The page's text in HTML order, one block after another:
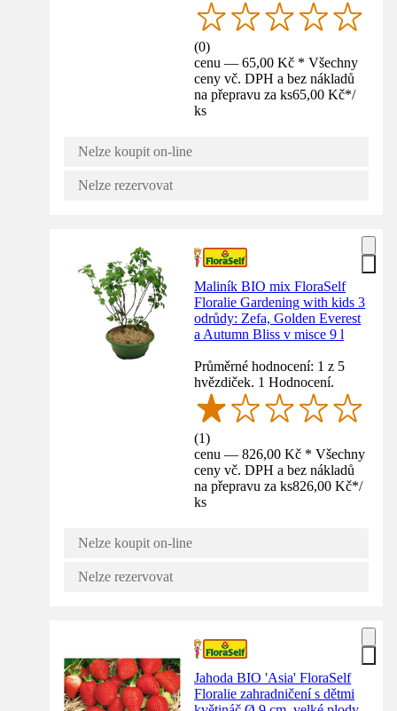
(0)
cenu — 65,00 Kč * Všechny
ceny vč. DPH a bez nákladů
na přepravu za ks65,00 Kč*/
ks
Nelze koupit on-line
Nelze rezervovat
Maliník BIO mix FloraSelf
Floralie Gardening with kids 3
odrůdy: Zefa, Golden Everest
a Autumn Bliss v misce 9 l
Průměrné hodnocení: 1 z 5
hvězdiček. 1 Hodnocení.
(1)
cenu — 826,00 Kč * Všechny
ceny vč. DPH a bez nákladů
na přepravu za ks826,00 Kč*/
ks
Nelze koupit on-line
Nelze rezervovat
Jahoda BIO 'Asia' FloraSelf
Floralie zahradničení s dětmi